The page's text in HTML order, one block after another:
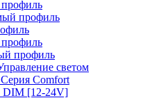
профиль
профиль
светом
Серия Comfort
DIM [12-24V]